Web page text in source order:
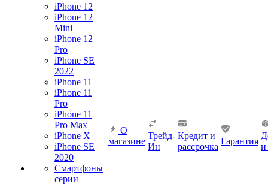
iPhone 12
iPhone 12
Mini
iPhone 12
Pro
iPhone SE
2022
iPhone 11
iPhone 11
Pro
iPhone 11
Pro Max
iPhone X
iPhone SE
2020
Смартфоны
серии
О
магазине
Трейд-
Ин
Кредит и
рассрочка
Гарантия
и